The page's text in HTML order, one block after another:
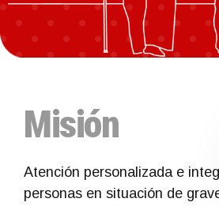
Misión
Atención personalizada e
personas en situación de